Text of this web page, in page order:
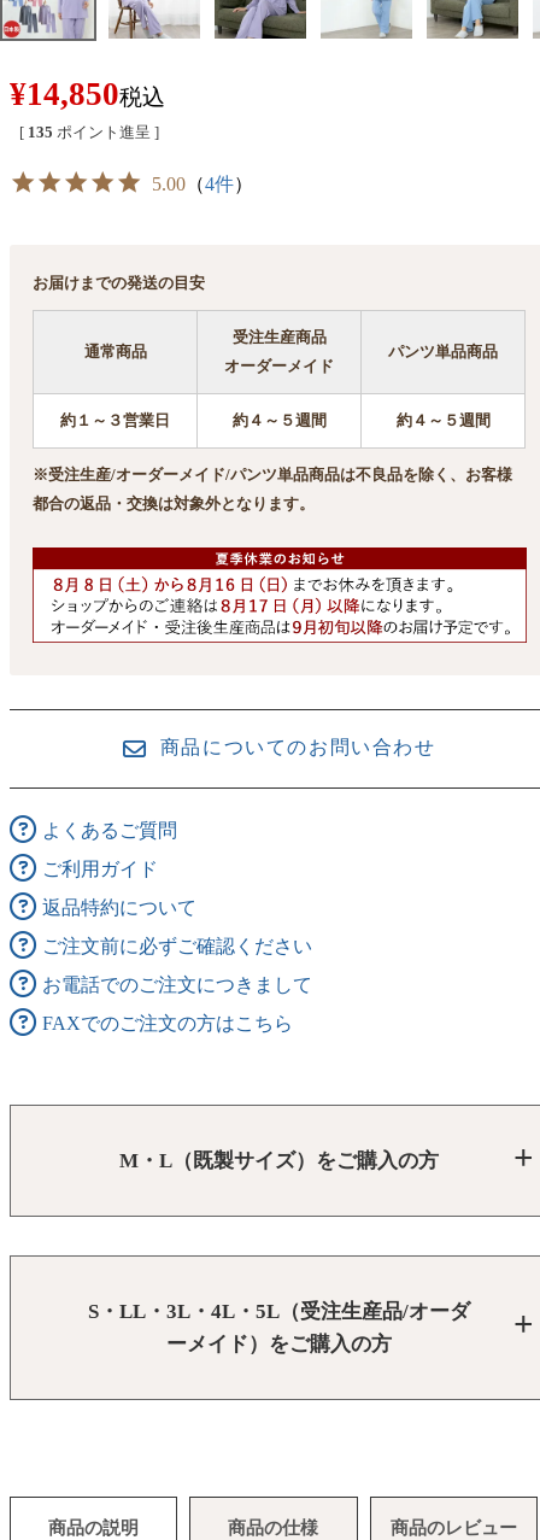
¥14,850税込
[ 135 ポイント進呈 ]
5.00 （4件）
お届けまでの発送の目安
通常商品
受注生産商品
オーダーメイド
パンツ単品商品
約１～３営業日 約４～５週間 約４～５週間
※受注生産/オーダーメイド/パンツ単品商品は不良品を除く、お客様
都合の返品・交換は対象外となります。
商品についてのお問い合わせ
よくあるご質問
ご利用ガイド
返品特約について
ご注文前に必ずご確認ください
お電話でのご注文につきまして
FAXでのご注文の方はこちら
M・L（既製サイズ）をご購入の方
S・LL・3L・4L・5L（受注生産品/オーダ
ーメイド）をご購入の方
商品の説明 商品の仕様 商品のレビュー